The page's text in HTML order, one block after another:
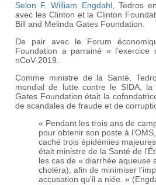
Selon F. William Engdahl, Tedros
avec les Clinton et la Clinton
Bill and Melinda Gates Foundation.
De pair avec le Forum
Foundation a parrainé «
nCoV-2019.
Comme ministre de la Santé,
mondial de lutte contre le SIDA,
Gates Foundation était la
de scandales de fraude et de
« Pendant les trois ans de
pour obtenir son poste à
caché trois épidémies
était ministre de la Santé de
les cas de « diarrhée aqueuse
choléra), afin de minimiser
accusation qu’il a niée. »